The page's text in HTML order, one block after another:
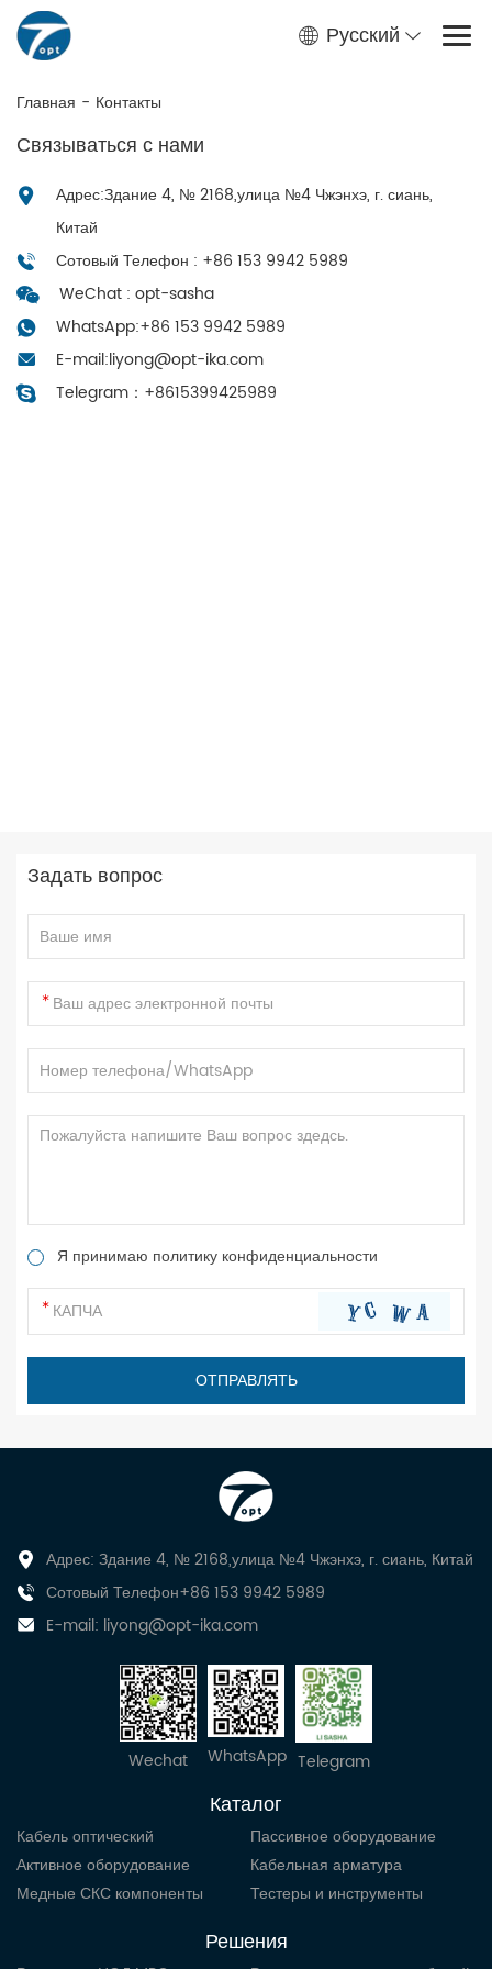
Русский
Главная - Контакты
Связываться с нами
Адрес:Здание 4, № 2168,улица №4 Чжэнхэ, г. сиань,
Китай
Сотовый Телефон : +86 153 9942 5989
WeChat : opt-sasha
WhatsApp:+86 153 9942 5989
E-mail:liyong@opt-ika.com
Telegram： +8615399425989
Задать вопрос
Я принимаю политику конфиденциальности
Адрес: Здание 4, № 2168,улица №4 Чжэнхэ, г. сиань, Китай
Сотовый Телефон+86 153 9942 5989
E-mail: liyong@opt-ika.com
Wechat WhatsApp Telegram
Каталог
Кабель оптический
Пассивное оборудование
Активное оборудование
Кабельная арматура
Медные СКС компоненты
Тестеры и инструменты
Решения